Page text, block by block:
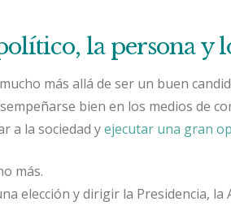
la persona y
más allá de ser un buen
bien en los medios de
a la sociedad yejecutar una gran
más.
elección y dirigir la Presidencia, la